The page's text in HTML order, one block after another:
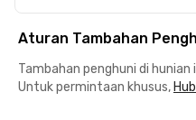
Aturan Tambahan
Tambahan penghuni di
Untuk permintaan khusus,